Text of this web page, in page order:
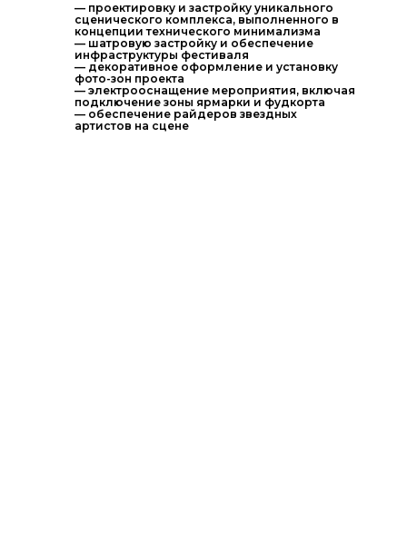
— проектировку и застройку уникального
сценического комплекса, выполненного в
концепции технического минимализма
— шатровую застройку и обеспечение
инфраструктуры фестиваля
— декоративное оформление и установку
фото-зон проекта
— электрооснащение мероприятия, включая
подключение зоны ярмарки и фудкорта
— обеспечение райдеров звездных
артистов на сцене